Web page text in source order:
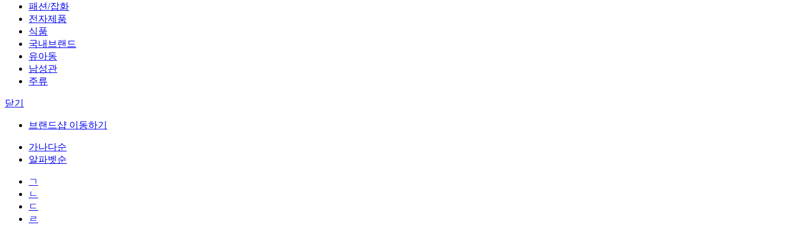
패션/잡화
전자제품
식품
국내브랜드
유아동
남성관
주류
닫기
브랜드샵 이동하기
가나다순
알파벳순
ㄱ
ㄴ
ㄷ
ㄹ